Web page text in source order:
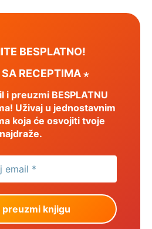
BESPLATNO!
RECEPTIMA ⋆
i preuzmi BESPLATNU
Uživaj u jednostavnim
koja će osvojiti tvoje
najdraže.